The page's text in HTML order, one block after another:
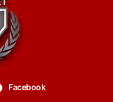
Facebook